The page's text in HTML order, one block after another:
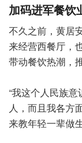
加码进军餐饮
不久之前，黄居
来经营西餐厅，
带动餐饮热潮，
“我这个人民族
人，而且我各方
来教年轻一辈做